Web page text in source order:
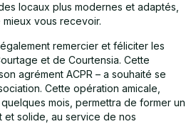
locaux plus modernes et adaptés,
vous recevoir.
remercier et féliciter les
et de Courtensia. Cette
agrément ACPR – a souhaité se
Cette opération amicale,
mois, permettra de former un
et solide, au service de nos